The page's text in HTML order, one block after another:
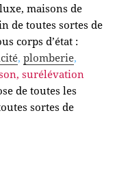
maisons de
de toutes sortes de
corps d’état :
,plomberie,
surélévation
de toutes les
sortes de